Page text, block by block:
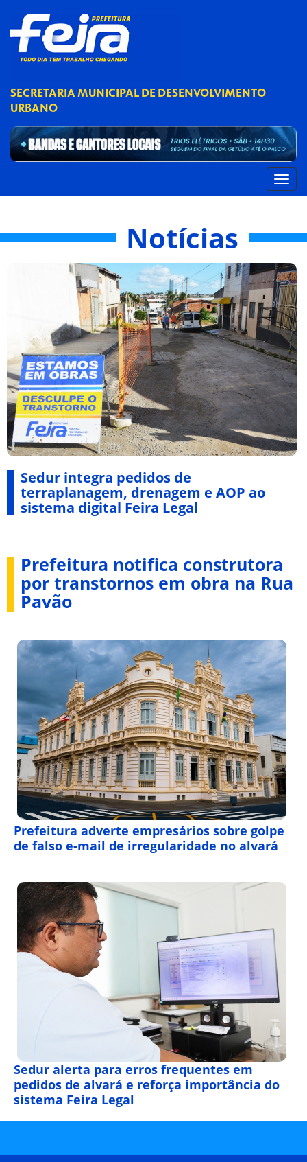
SECRETARIA MUNICIPAL DE DESENVOLVIMENTO
URBANO
Notícias
Sedur integra pedidos de
terraplanagem, drenagem e AOP ao
sistema digital Feira Legal
Prefeitura notifica construtora
por transtornos em obra na Rua
Pavão
Prefeitura adverte empresários sobre golpe
de falso e-mail de irregularidade no alvará
Sedur alerta para erros frequentes em
pedidos de alvará e reforça importância do
sistema Feira Legal